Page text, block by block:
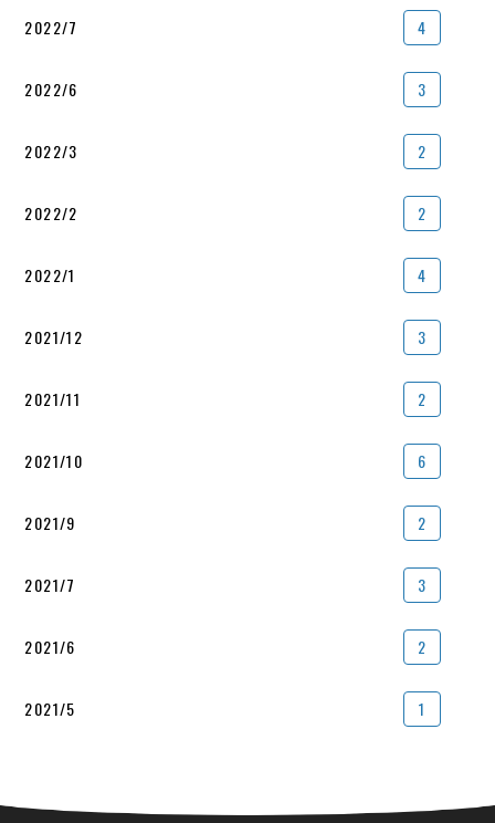
2022/7 4
2022/6 3
2022/3 2
2022/2 2
2022/1 4
2021/12 3
2021/11 2
2021/10 6
2021/9 2
2021/7 3
2021/6 2
2021/5 1